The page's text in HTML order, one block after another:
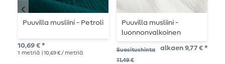
Puuvilla musliini - Petroli
10,69 € *
1 metriä | 10,69 € / metriä
Puuvilla musliini -
luonnonvalkoinen
Suositushinta
11,49 €
alkaen 9,77 € *